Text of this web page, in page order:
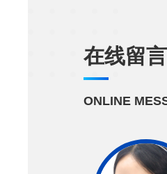
在线留言
ONLINE